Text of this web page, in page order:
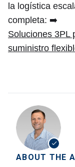
la logística
completa: ➡️
Soluciones 3PL
suministro
ABOUT THE